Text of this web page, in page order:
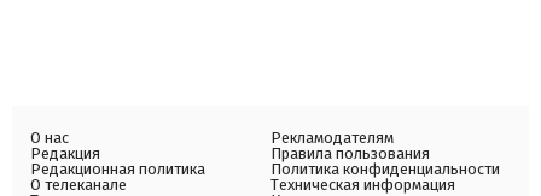
О нас
Редакция
Редакционная политика
О телеканале
Рекламодателям
Правила пользования
Политика конфиденциальности
Техническая информация